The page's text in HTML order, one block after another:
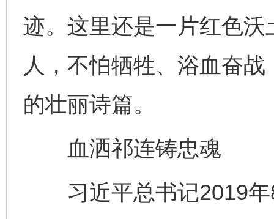
迹。这里还是一片红色
人，不怕牺牲、浴血奋
的壮丽诗篇。
血洒祁连铸忠魂
习近平总书记2019年8